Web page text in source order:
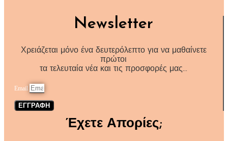
Newsletter
Χρειάζεται μόνο ένα δευτερόλεπτο για να μαθαίνετε
πρώτοι
τα τελευταία νέα και τις προσφορές μας…
Email
ΕΓΓΡΑΦΗ
Έχετε Απορίες;